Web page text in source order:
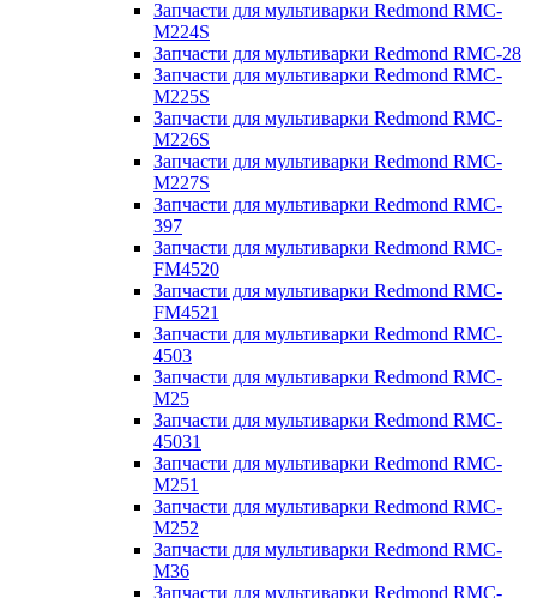
Запчасти для мультиварки Redmond RMC-
M224S
Запчасти для мультиварки Redmond RMC-28
Запчасти для мультиварки Redmond RMC-
M225S
Запчасти для мультиварки Redmond RMC-
M226S
Запчасти для мультиварки Redmond RMC-
M227S
Запчасти для мультиварки Redmond RMC-
397
Запчасти для мультиварки Redmond RMC-
FM4520
Запчасти для мультиварки Redmond RMC-
FM4521
Запчасти для мультиварки Redmond RMC-
4503
Запчасти для мультиварки Redmond RMC-
M25
Запчасти для мультиварки Redmond RMC-
45031
Запчасти для мультиварки Redmond RMC-
M251
Запчасти для мультиварки Redmond RMC-
M252
Запчасти для мультиварки Redmond RMC-
M36
Запчасти для мультиварки Redmond RMC-